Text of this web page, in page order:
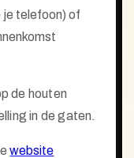
je telefoon) of
de houten
in de gaten.
website